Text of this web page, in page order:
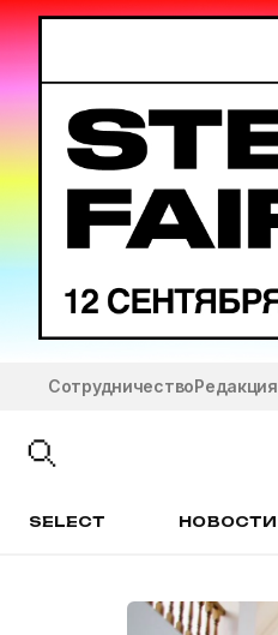
СотрудничествоРедакция
SELECT НОВОСТИ